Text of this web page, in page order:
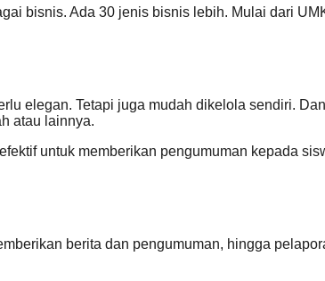
bisnis. Ada 30 jenis bisnis lebih. Mulai dari
elegan. Tetapi juga mudah dikelola sendiri.
atau lainnya.
untuk memberikan pengumuman kepada
berita dan pengumuman, hingga